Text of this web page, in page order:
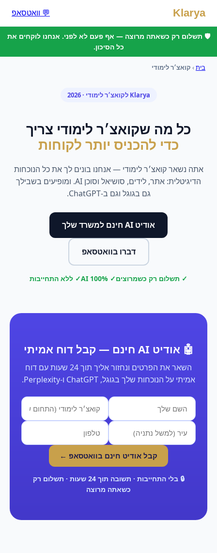
Klarya 💬 וואטסאפ
🛡️ תשלום רק כשאתה מרוצה — אף פעם לא לפני. אנחנו לוקחים את
כל הסיכון.
בית› קואצ׳ר לימודי
Klarya ל קואצ׳ר לימודי · 2026
כל מה שקואצ׳ר לימודי צריך
כדי להכניס יותר לקוחות
אתה נשארקואצ׳ר לימודי — אנחנו בונים לך את כל הנוכחות
הדיגיטלית: אתר, לידים, סושיאל וסוכן AI. ומופיעים בשבילך
גם בגוגל וגם ב-ChatGPT.
אודיט AI חינם למשרד שלך
דברו בוואטסאפ
✓ תשלום רק כשמרוצים✓ 100% AI ✓ ללא התחייבות
🤖 אודיט AI חינם — קבל דוח אמיתי
השאר את הפרטים ונחזור אליך תוך 24 שעות עם דוח
אמיתי על הנוכחות שלך בגוגל, ChatGPT ו-Perplexity.
קבל אודיט חינם בוואטסאפ ←
🔒 בלי התחייבות · תשובה תוך 24 שעות · תשלום רק
כשאתה מרוצה